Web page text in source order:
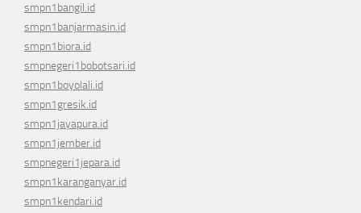
smpn1bangil.id
smpn1banjarmasin.id
smpn1biora.id
smpnegeri1bobotsari.id
smpn1boyolali.id
smpn1gresik.id
smpn1jayapura.id
smpn1jember.id
smpnegeri1jepara.id
smpn1karanganyar.id
smpn1kendari.id